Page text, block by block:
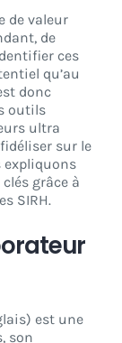
de valeur
de
ces
qu’au
donc
outils
ultra
sur le
expliquons
grâce à
SIRH.
est une
son